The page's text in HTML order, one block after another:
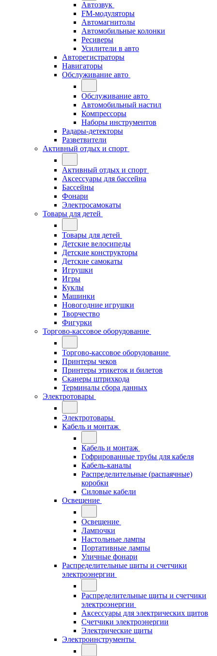
Автозвук
FM-модуляторы
Автомагнитолы
Автомобильные колонки
Ресиверы
Усилители в авто
Авторегистраторы
Навигаторы
Обслуживание авто
Обслуживание авто
Автомобильный настил
Компрессоры
Наборы инструментов
Радары-детекторы
Разветвители
Активный отдых и спорт
Активный отдых и спорт
Аксессуары для бассейна
Бассейны
Фонари
Электросамокаты
Товары для детей
Товары для детей
Детские велосипеды
Детские конструкторы
Детские самокаты
Игрушки
Игры
Куклы
Машинки
Новогодние игрушки
Творчество
Фигурки
Торгово-кассовое оборудование
Торгово-кассовое оборудование
Принтеры чеков
Принтеры этикеток и билетов
Сканеры штрихкода
Терминалы сбора данных
Электротовары
Электротовары
Кабель и монтаж
Кабель и монтаж
Гофрированные трубы для кабеля
Кабель-каналы
Распределительные (распаячные)
коробки
Силовые кабели
Освещение
Освещение
Лампочки
Настольные лампы
Портативные лампы
Уличные фонари
Распределительные щиты и счетчики
электроэнергии
Распределительные щиты и счетчики
электроэнергии
Аксессуары для электрических щитов
Счетчики электроэнергии
Электрические щиты
Электроинструменты